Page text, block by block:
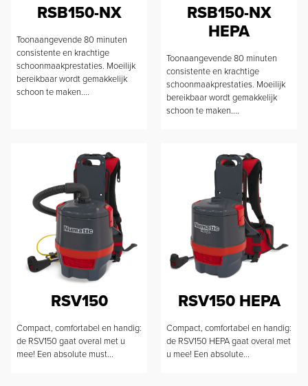
RSB150-NX
Toonaangevende 80 minuten
consistente en krachtige
schoonmaakprestaties. Moeilijk
bereikbaar wordt gemakkelijk
schoon te maken....
RSB150-NX
HEPA
Toonaangevende 80 minuten
consistente en krachtige
schoonmaakprestaties. Moeilijk
bereikbaar wordt gemakkelijk
schoon te maken....
RSV150
Compact, comfortabel en handig:
de RSV150 gaat overal met u
mee! Een absolute must...
RSV150 HEPA
Compact, comfortabel en handig:
de RSV150 HEPA gaat overal met
u mee! Een absolute...